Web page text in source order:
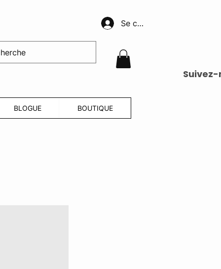
Se connecter
BLOGUE BOUTIQUE